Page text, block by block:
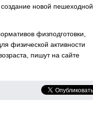
новой пешеходной
физподготовки,
физической активности
пишут на сайте